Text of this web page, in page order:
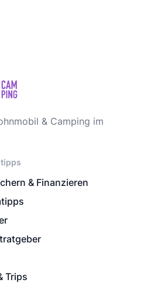
& Camping im
& Finanzieren
Trips